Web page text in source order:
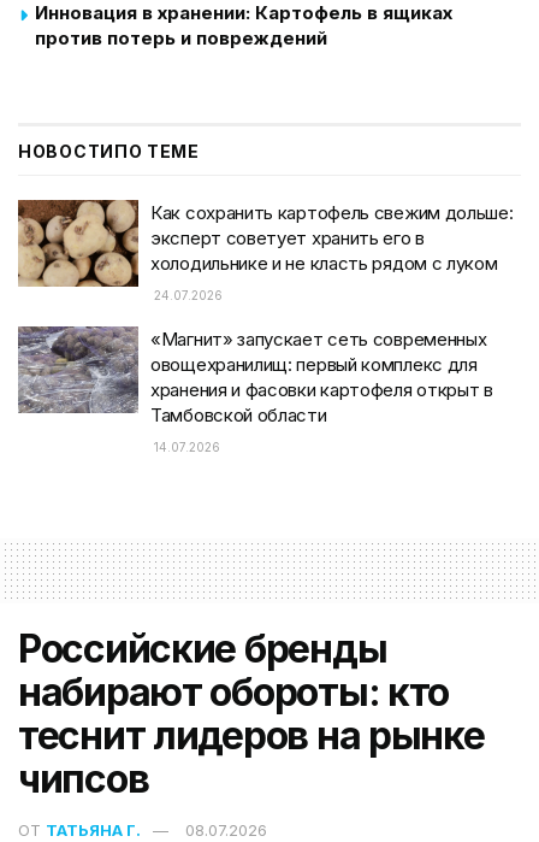
Инновация в хранении: Картофель в ящиках
против потерь и повреждений
НОВОСТИПО ТЕМЕ
Как сохранить картофель свежим дольше:
эксперт советует хранить его в
холодильнике и не класть рядом с луком
24.07.2026
«Магнит» запускает сеть современных
овощехранилищ: первый комплекс для
хранения и фасовки картофеля открыт в
Тамбовской области
14.07.2026
Российские бренды
набирают обороты: кто
теснит лидеров на рынке
чипсов
ОТ ТАТЬЯНА Г. 08.07.2026